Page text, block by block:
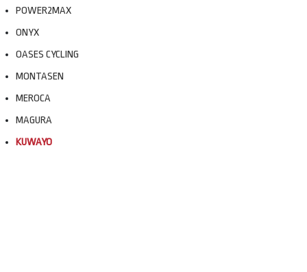
POWER2MAX
ONYX
OASES CYCLING
MONTASEN
MEROCA
MAGURA
KUWAYO